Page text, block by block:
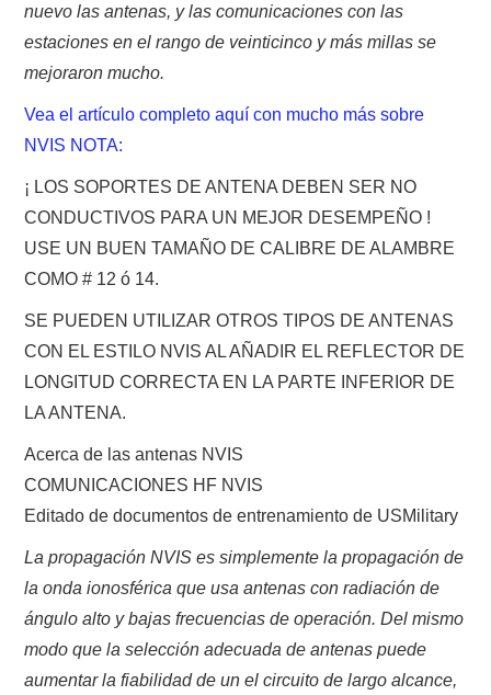
nuevo las antenas, y las comunicaciones con las
estaciones en el rango de veinticinco y más millas se
mejoraron mucho.
Vea el artículo completo aquí con mucho más sobre
NVIS NOTA:
¡ LOS SOPORTES DE ANTENA DEBEN SER NO
CONDUCTIVOS PARA UN MEJOR DESEMPEÑO !
USE UN BUEN TAMAÑO DE CALIBRE DE ALAMBRE
COMO # 12 ó 14.
SE PUEDEN UTILIZAR OTROS TIPOS DE ANTENAS
CON EL ESTILO NVIS AL AÑADIR EL REFLECTOR DE
LONGITUD CORRECTA EN LA PARTE INFERIOR DE
LA ANTENA.
Acerca de las antenas NVIS
COMUNICACIONES HF NVIS
Editado de documentos de entrenamiento de USMilitary
La propagación NVIS es simplemente la propagación de
la onda ionosférica que usa antenas con radiación de
ángulo alto y bajas frecuencias de operación. Del mismo
modo que la selección adecuada de antenas puede
aumentar la fiabilidad de un el circuito de largo alcance,